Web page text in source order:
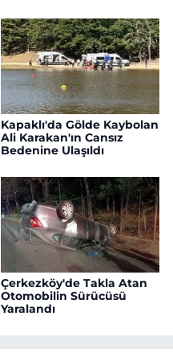
Kapaklı'da Gölde Kaybolan
Ali Karakan'ın Cansız
Bedenine Ulaşıldı
Çerkezköy'de Takla Atan
Otomobilin Sürücüsü
Yaralandı